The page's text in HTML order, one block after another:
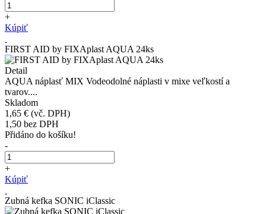
+
Kúpiť
FIRST AID by FIXAplast AQUA 24ks
Detail
AQUA náplasť MIX Vodeodolné náplasti v mixe veľkostí a
tvarov....
Skladom
1,65 € (vč. DPH)
1,50 bez DPH
Přidáno do košíku!
-
+
Kúpiť
Zubná kefka SONIC iClassic